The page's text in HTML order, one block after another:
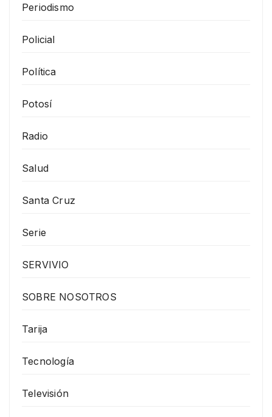
Periodismo
Policial
Política
Potosí
Radio
Salud
Santa Cruz
Serie
SERVIVIO
SOBRE NOSOTROS
Tarija
Tecnología
Televisión